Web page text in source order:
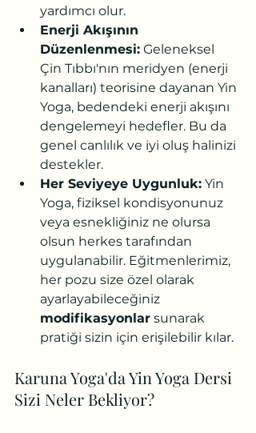
yardımcı olur.
Enerji Akışının
Düzenlenmesi: Geleneksel
Çin Tıbbı'nın meridyen (enerji
kanalları) teorisine dayanan Yin
Yoga, bedendeki enerji akışını
dengelemeyi hedefler. Bu da
genel canlılık ve iyi oluş halinizi
destekler.
Her Seviyeye Uygunluk: Yin
Yoga, fiziksel kondisyonunuz
veya esnekliğiniz ne olursa
olsun herkes tarafından
uygulanabilir. Eğitmenlerimiz,
her pozu size özel olarak
ayarlayabileceğiniz
modifikasyonlar sunarak
pratiği sizin için erişilebilir kılar.
Karuna Yoga'da Yin Yoga Dersi
Sizi Neler Bekliyor?